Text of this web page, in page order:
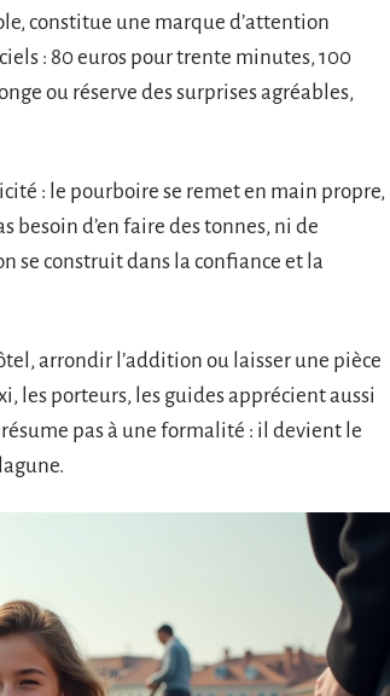
constitue une marque d’attention
: 80 euros pour trente minutes, 100
ou réserve des surprises agréables,
: le pourboire se remet en main propre,
besoin d’en faire des tonnes, ni de
se construit dans la confiance et la
arrondir l’addition ou laisser une pièce
les porteurs, les guides apprécient aussi
pas à une formalité : il devient le